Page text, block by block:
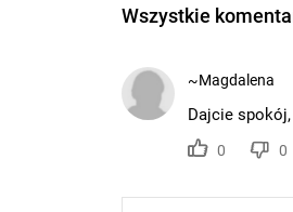
Wszystkie
~Magdalena
Dajcie
0 0